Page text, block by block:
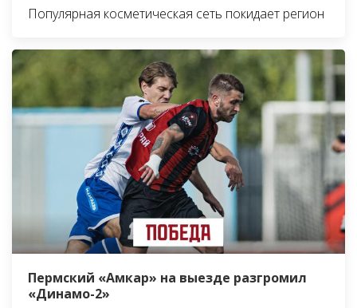
Популярная косметическая сеть покидает регион
Пермский «Амкар» на выезде разгромил
«Динамо-2»